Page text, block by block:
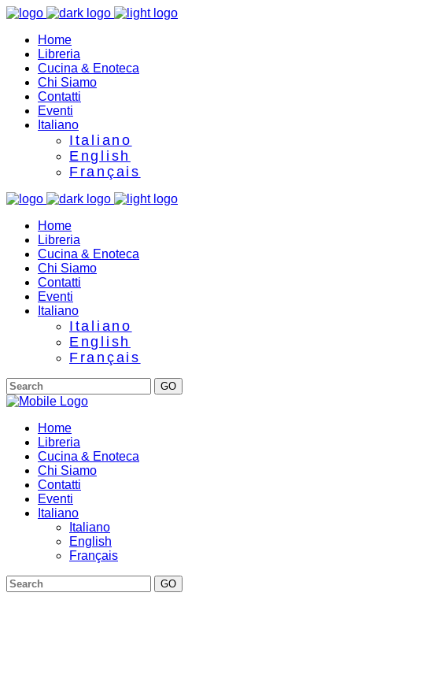
Home
Libreria
Cucina & Enoteca
Chi Siamo
Contatti
Eventi
Italiano
Italiano
English
Français
Home
Libreria
Cucina & Enoteca
Chi Siamo
Contatti
Eventi
Italiano
Italiano
English
Français
GO
Home
Libreria
Cucina & Enoteca
Chi Siamo
Contatti
Eventi
Italiano
Italiano
English
Français
GO